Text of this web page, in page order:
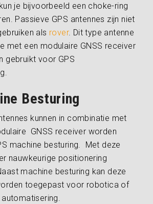
je bijvoorbeeld een choke-ring
Passieve GPS antennes zijn niet
als rover. Dit type antenne
met een modulaire GNSS receiver
gebruikt voor GPS
Besturing
kunnen in combinatie met
GNSS receiver worden
machine besturing. Met deze
nauwkeurige positionering
machine besturing kan deze
toegepast voor robotica of